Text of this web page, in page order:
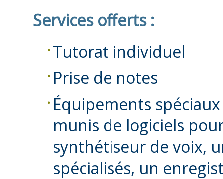
Services offerts :
Tutorat individuel
Prise de notes
Équipements
munis de logiciels
synthétiseur de voix,
spécialisés, un